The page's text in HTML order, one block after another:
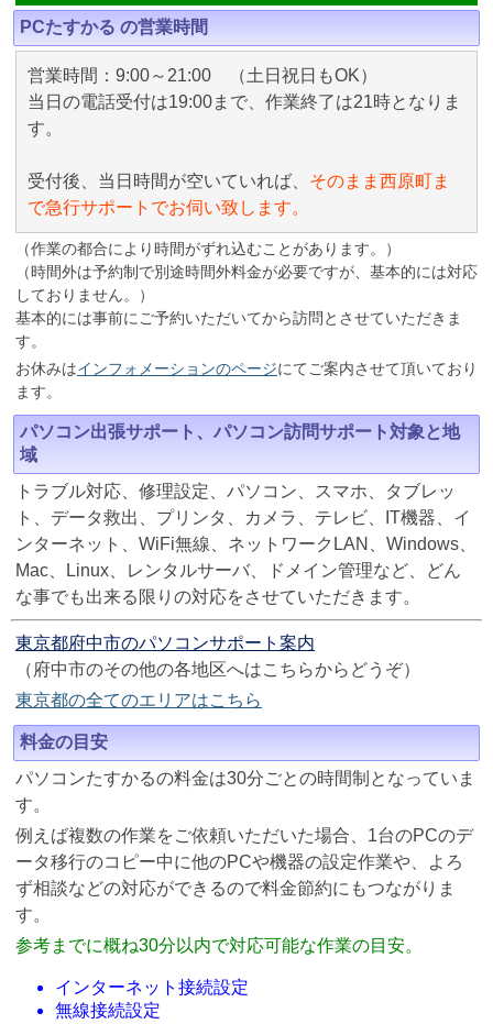
PCたすかる の営業時間
営業時間：9:00～21:00 （土日祝日もOK）
当日の電話受付は19:00まで、作業終了は21時となりま
す。
受付後、当日時間が空いていれば、 そのまま西原町ま
で急行サポートでお伺い致します。
（作業の都合により時間がずれ込むことがあります。）
（時間外は予約制で別途時間外料金が必要ですが、基本的には対応
しておりません。）
基本的には事前にご予約いただいてから訪問とさせていただきま
す。
お休みはインフォメーションのページにてご案内させて頂いており
ます。
パソコン出張サポート、パソコン訪問サポート対象と地
域
トラブル対応、修理設定、パソコン、スマホ、タブレッ
ト、データ救出、プリンタ、カメラ、テレビ、IT機器、イ
ンターネット、WiFi無線、ネットワークLAN、Windows、
Mac、Linux、レンタルサーバ、ドメイン管理など、どん
な事でも出来る限りの対応をさせていただきます。
東京都府中市のパソコンサポート案内
（府中市のその他の各地区へはこちらからどうぞ）
東京都の全てのエリアはこちら
料金の目安
パソコンたすかるの料金は30分ごとの時間制となっていま
す。
例えば複数の作業をご依頼いただいた場合、1台のPCのデ
ータ移行のコピー中に他のPCや機器の設定作業や、よろ
ず相談などの対応ができるので料金節約にもつながりま
す。
参考までに概ね30分以内で対応可能な作業の目安。
インターネット接続設定
無線接続設定